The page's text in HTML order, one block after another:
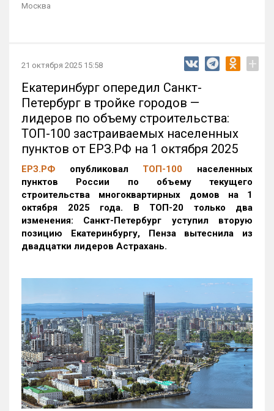
Москва
21 октября 2025 15:58 +
Екатеринбург опередил Санкт-
Петербург в тройке городов —
лидеров по объему строительства:
ТОП-100 застраиваемых населенных
пунктов от ЕРЗ.РФ на 1 октября 2025
ЕРЗ.РФ опубликовал ТОП-100 населенных
пунктов России по объему текущего
строительства многоквартирных домов на 1
октября 2025 года. В ТОП-20 только два
изменения: Санкт-Петербург уступил вторую
позицию Екатеринбургу, Пенза вытеснила из
двадцатки лидеров Астрахань.